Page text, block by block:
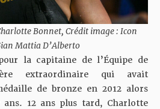
Bonnet, Crédit image : Icon
Mattia D’Alberto
la capitaine de l’Équipe de
extraordinaire qui avait
de bronze en 2012 alors
ans. 12 ans plus tard, Charlotte